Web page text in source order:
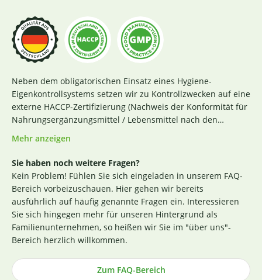
Neben dem obligatorischen Einsatz eines Hygiene-
Eigenkontrollsystems setzen wir zu Kontrollzwecken auf eine
externe HACCP-Zertifizierung (Nachweis der Konformität für
Nahrungsergänzungsmittel / Lebensmittel nach den
Richtlinien des Codex Alimentarius und der Verordnung EG
Nr. 852 / 2004 des Europäischen Parlaments). Das aktuelle
Zertifikat finden Siehier
. Darüber hinaus beginnt für uns
die Sicherstellung einer erstklassigen Produktqualität
bereits bei der strengen Durchleuchtung und Auswahl
unserer (Rohstoff-)Lieferanten. Die Produktion nach GMP-
Richtlinie ist hierbei ein wichtiges Kriterium. Losgelöst von
den Tests der Hersteller untersuchen wir zusätzlich, ohne
rechtlich dazu verpflichtet zu sein, einen Großteil der
weisen dies durch die Veröffentlichung entsprechender
Zertifikate nach (im Regelfall direkt an der
Mehr anzeigen
Sie haben noch weitere Fragen?
Kein Problem! Fühlen Sie sich eingeladen in unserem FAQ-
Bereich vorbeizuschauen. Hier gehen wir bereits
ausführlich auf häufig genannte Fragen ein. Interessieren
Sie sich hingegen mehr für unseren Hintergrund als
Familienunternehmen, so heißen wir Sie im "über uns"-
Bereich herzlich willkommen.
Zum FAQ-Bereich